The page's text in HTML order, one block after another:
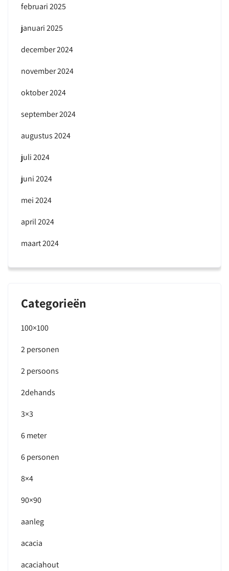
februari 2025
januari 2025
december 2024
november 2024
oktober 2024
september 2024
augustus 2024
juli 2024
juni 2024
mei 2024
april 2024
maart 2024
Categorieën
100×100
2 personen
2 persoons
2dehands
3×3
6 meter
6 personen
8×4
90×90
aanleg
acacia
acaciahout